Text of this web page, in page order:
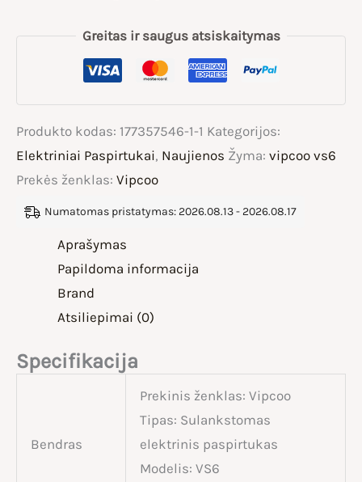
Greitas ir saugus atsiskaitymas
Produkto kodas: 177357546-1-1 Kategorijos:
Elektriniai Paspirtukai, Naujienos Žyma: vipcoo vs6
Prekės ženklas: Vipcoo
Numatomas pristatymas: 2026.08.13 - 2026.08.17
Aprašymas
Papildoma informacija
Brand
Atsiliepimai (0)
Specifikacija
Bendras
Prekinis ženklas: Vipcoo
Tipas: Sulankstomas
elektrinis paspirtukas
Modelis: VS6